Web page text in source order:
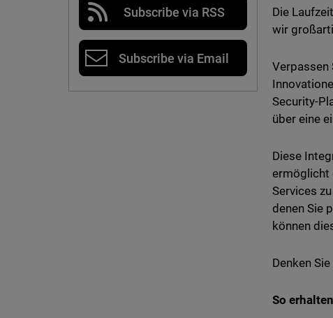
Subscribe via RSS
Subscribe via Email
Die
wir
Verpassen
Security-
über eine
Diese
ermöglicht
Services
denen Sie
können
Denken
So